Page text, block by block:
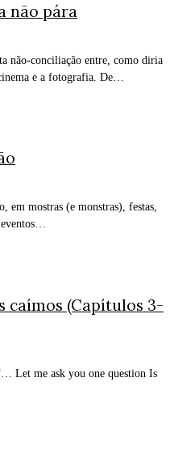
não pára
não-conciliação entre, como diria
e a fotografia. De…
em mostras (e monstras), festas,
eventos…
caímos (Capítulos 3-
Let me ask you one question Is